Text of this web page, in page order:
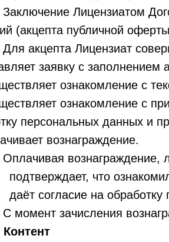
Лицензиатом
(акцепта публичной
акцепта Лицензиат
заявку с заполнением
ознакомление с
ознакомление с
персональных данных и
вознаграждение.
вознаграждение,
что
согласие на обработку
зачисления